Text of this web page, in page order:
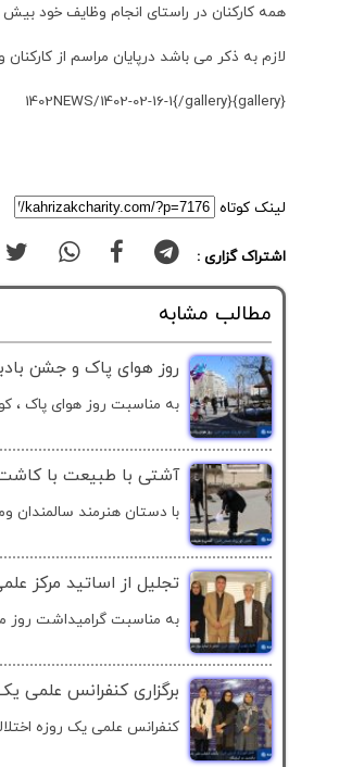
همه کارکنان در راستای انجام وظایف خود
لازم به ذکر می باشد درپایان مراسم از کارکنان وکارگران نمونه سال 1401 آسایشگاه خیریه
{gallery}1402NEWS/1402-02-16-1{/gallery}
لینک کوتاه
اشتراک گزاری :
مطالب مشابه
روز هوای پاک و جشن
به مناسبت روز هوای پاک ،
آشتی با طبیعت با کاشت
با دستان هنرمند سالمندان
تجلیل از اساتید مرکز
به مناسبت گرامیداشت روز
برگزاری کنفرانس علمی
کنفرانس علمی یک روزه